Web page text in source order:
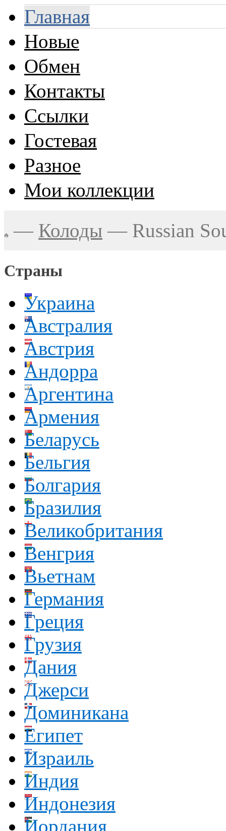
Главная
Новые
Обмен
Контакты
Ссылки
Гостевая
Разное
Мои коллекции
— Колоды — Russian
Страны
Украина
Австралия
Австрия
Андорра
Аргентина
Армения
Беларусь
Бельгия
Болгария
Бразилия
Великобритания
Венгрия
Вьетнам
Германия
Греция
Грузия
Дания
Джерси
Доминикана
Египет
Израиль
Индия
Индонезия
Иордания